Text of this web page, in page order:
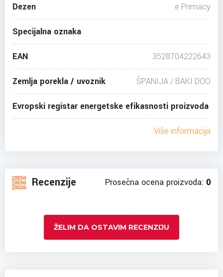
Dezen e Primacy
Specijalna oznaka
EAN 3528704222643
Zemlja porekla / uvoznik ŠPANIJA / BAKI DOO
Evropski registar energetske efikasnosti proizvoda
Više informacija
Recenzije Prosečna ocena proizvoda: 0
ŽELIM DA OSTAVIM RECENZIJU